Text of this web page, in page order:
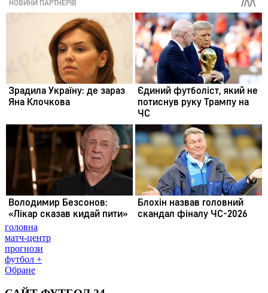
головна
матч-центр
прогнози
футбол +
Обране